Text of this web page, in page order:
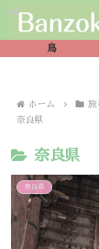
鳥
ホーム 旅
奈良県
奈良県
奈良県